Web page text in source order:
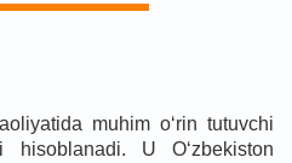
muhim o‘rin tutuvchi
hisoblanadi. U O‘zbekiston